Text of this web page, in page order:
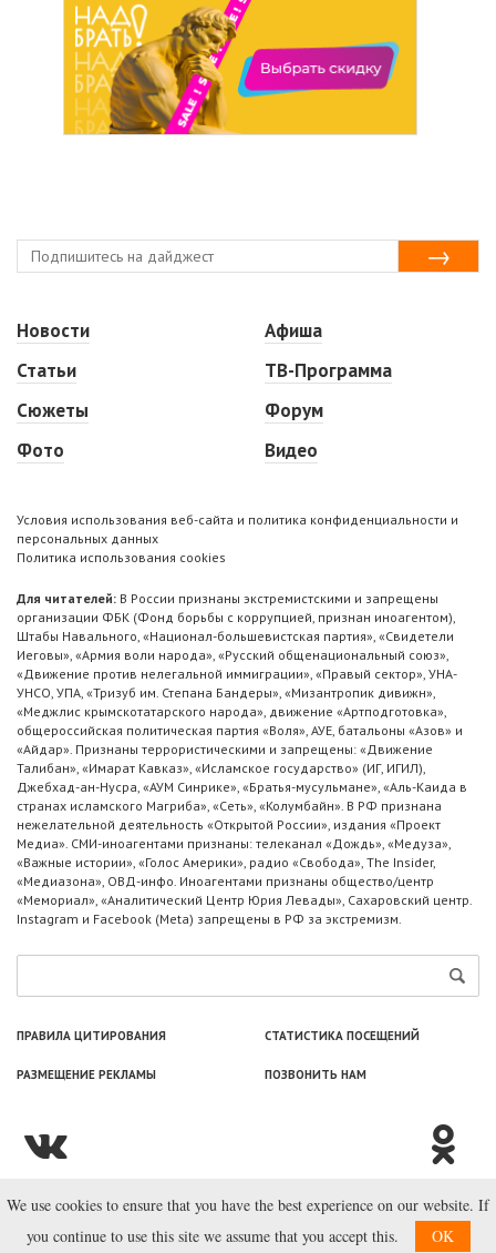
Новости
Статьи
Сюжеты
Фото
Афиша
ТВ-Программа
Форум
Видео
Условия использования веб-сайта и политика конфиденциальности и
персональных данных
Политика использования cookies
Для читателей: В России признаны экстремистскими и запрещены
организации ФБК (Фонд борьбы с коррупцией, признан иноагентом),
Штабы Навального, «Национал-большевистская партия», «Свидетели
Иеговы», «Армия воли народа», «Русский общенациональный союз»,
«Движение против нелегальной иммиграции», «Правый сектор», УНА-
УНСО, УПА, «Тризуб им. Степана Бандеры», «Мизантропик дивижн»,
«Меджлис крымскотатарского народа», движение «Артподготовка»,
общероссийская политическая партия «Воля», АУЕ, батальоны «Азов» и
«Айдар». Признаны террористическими и запрещены: «Движение
Талибан», «Имарат Кавказ», «Исламское государство» (ИГ, ИГИЛ),
Джебхад-ан-Нусра, «АУМ Синрике», «Братья-мусульмане», «Аль-Каида в
странах исламского Магриба», «Сеть», «Колумбайн». В РФ признана
нежелательной деятельность «Открытой России», издания «Проект
Медиа». СМИ-иноагентами признаны: телеканал «Дождь», «Медуза»,
«Важные истории», «Голос Америки», радио «Свобода», The Insider,
«Медиазона», ОВД-инфо. Иноагентами признаны общество/центр
«Мемориал», «Аналитический Центр Юрия Левады», Сахаровский центр.
Instagram и Facebook (Metа) запрещены в РФ за экстремизм.
ПРАВИЛА ЦИТИРОВАНИЯ СТАТИСТИКА ПОСЕЩЕНИЙ
РАЗМЕЩЕНИЕ РЕКЛАМЫ ПОЗВОНИТЬ НАМ
© ООО «Лаборатория Новоcтей», 2003—2026.
We use cookies to ensure that you have the best experience on our website. If
you continue to use this site we assume that you accept this.
OK